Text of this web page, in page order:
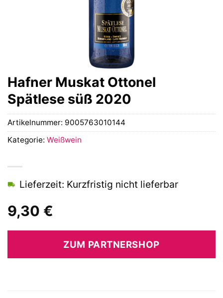
Hafner Muskat Ottonel
Spätlese süß 2020
9,30 €
Lieferzeit: Kurzfristig nicht lieferbar
ZUM PARTNERSHOP
Artikelnummer: 9005763010144
Kategorie: Weißwein